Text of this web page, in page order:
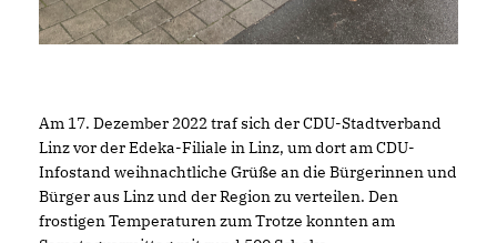
Am 17. Dezember 2022 traf sich der CDU-Stadtverband
Linz vor der Edeka-Filiale in Linz, um dort am CDU-
Infostand weihnachtliche Grüße an die Bürgerinnen und
Bürger aus Linz und der Region zu verteilen. Den
frostigen Temperaturen zum Trotze konnten am